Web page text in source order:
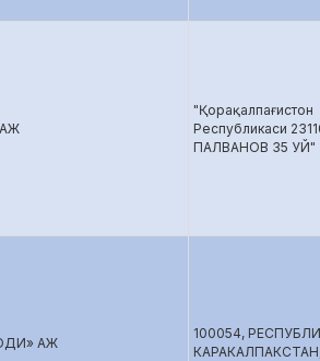
"Қорақалпағистон
Республикаси
ПАЛВАНОВ 35 УЙ"
АЖ
100054,